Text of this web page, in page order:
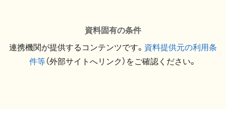
資料固有の条件
連携機関が提供するコンテンツです。 資料提供元の利用条
件等（外部サイトへリンク）をご確認ください。